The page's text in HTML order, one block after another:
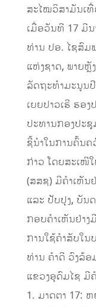
ສະໄໝວິສາມັນເ
ເມື່ອວັນທີ 17 ມີນ
ທ່ານ ປອ. ໄຊສົມ
ແຫ່ງຊາດ, ພາຍຫຼັ
ລັດຖະທຳມະນູນ
ເຍຍປາວເຮີ ຮອ
ປະທານກອງປະ
ຊີ້ນຳໃນການຄົ້ນຄ
ກ່າວ ໂດຍສະເໜີ
(ສສຊ) ມີຄໍາເຫັນ
ແລະ ປັບປຸງ, ບັນ
ກອບຄໍາເຫັນຢ່າ
ການໃຊ້ຄໍາສັບໃນ
ທ່ານ ຄຳດີ ວົງລ້
ແຂວງອຸດົມໄຊ ມີ
1. ມາດຕາ 17: